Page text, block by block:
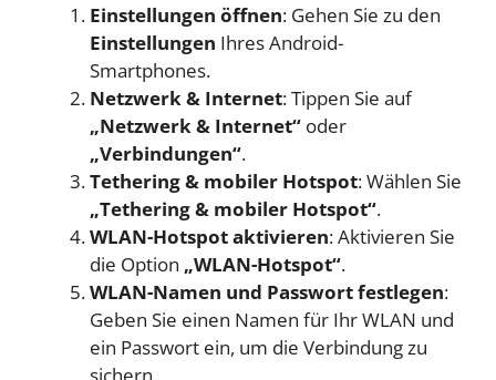
Einstellungen öffnen: Gehen Sie zu den
Einstellungen Ihres Android-
Smartphones.
Netzwerk & Internet: Tippen Sie auf
„Netzwerk & Internet“ oder
„Verbindungen“.
Tethering & mobiler Hotspot: Wählen Sie
„Tethering & mobiler Hotspot“.
WLAN-Hotspot aktivieren: Aktivieren Sie
die Option „WLAN-Hotspot“.
WLAN-Namen und Passwort festlegen:
Geben Sie einen Namen für Ihr WLAN und
ein Passwort ein, um die Verbindung zu